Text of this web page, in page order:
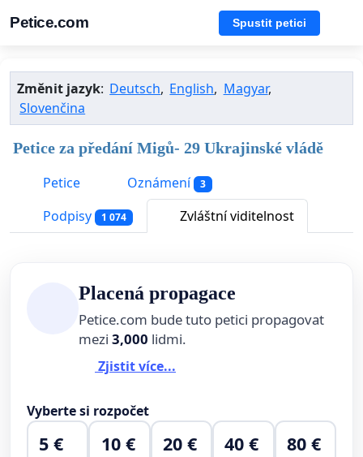
Petice.com Spustit petici
Změnit jazyk: Deutsch, English, Magyar,
Slovenčina
Petice za předání Migů- 29 Ukrajinské vládě
Petice
Oznámení 3
Podpisy 1 074 Zvláštní viditelnost
Placená propagace
Petice.com bude tuto petici propagovat
mezi 3,000 lidmi.
Zjistit více...
Vyberte si rozpočet
5 € 10 € 20 € 40 € 80 €